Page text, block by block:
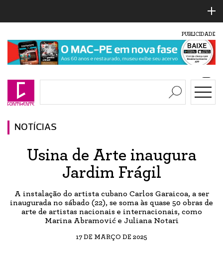
PUBLICIDADE
NOTÍCIAS
Usina de Arte inaugura
Jardim Frágil
A instalação do artista cubano Carlos Garaicoa, a ser
inaugurada no sábado (22), se soma às quase 50 obras de
arte de artistas nacionais e internacionais, como
Marina Abramović e Juliana Notari
17 DE MARÇO DE 2025